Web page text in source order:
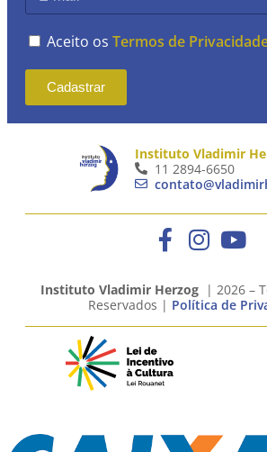
Aceito os Termos de
Cadastrar
Instituto Vladimir
11 2894-6650
Instituto Vladimir Herzog | 2026 –
Reservados | Política de